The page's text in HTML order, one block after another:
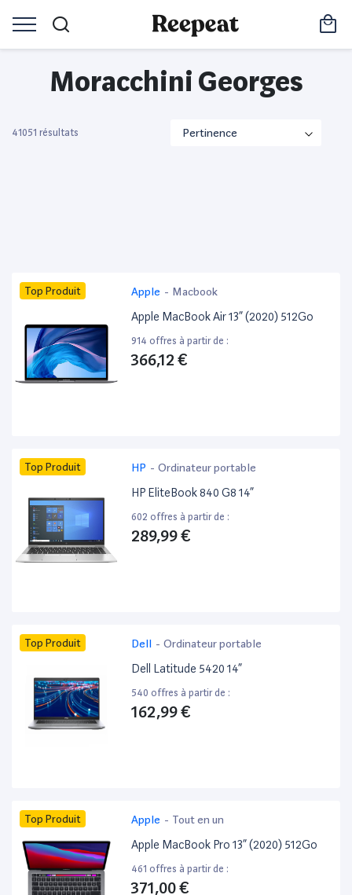
Moracchini Georges
41051 résultats
Top Produit Apple - Macbook
Apple MacBook Air 13” (2020) 512Go
914 offres à partir de :
366,12 €
Top Produit HP - Ordinateur portable
HP EliteBook 840 G8 14”
602 offres à partir de :
289,99 €
Top Produit Dell - Ordinateur portable
Dell Latitude 5420 14”
540 offres à partir de :
162,99 €
Top Produit Apple - Tout en un
Apple MacBook Pro 13” (2020) 512Go
461 offres à partir de :
371,00 €